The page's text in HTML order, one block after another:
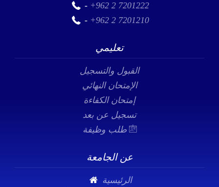
- +962 2 7201222
- +962 2 7201210
تعليمي
القبول والتسجيل
الإمتحان النهائي
إمتحان الكفاءة
تسجيل عن بعد
عن الجامعة
الرئيسية